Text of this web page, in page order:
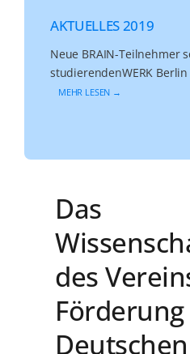
AKTUELLES 2019
Neue BRAIN-Teilnehmer
studierendenWERK
MEHR LESEN →
Das
des
Deutschen